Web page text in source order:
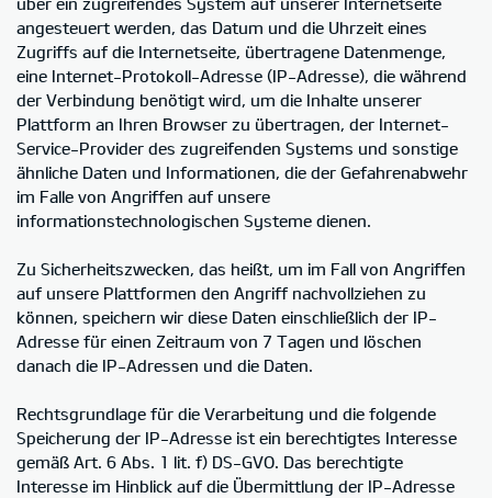
angesteuert werden, das Datum und die Uhrzeit eines
Zugriffs auf die Internetseite, übertragene Datenmenge,
eine Internet-Protokoll-Adresse (IP-Adresse), die während
der Verbindung benötigt wird, um die Inhalte unserer
Plattform an Ihren Browser zu übertragen, der Internet-
Service-Provider des zugreifenden Systems und sonstige
ähnliche Daten und Informationen, die der Gefahrenabwehr
im Falle von Angriffen auf unsere
informationstechnologischen Systeme dienen.
Zu Sicherheitszwecken, das heißt, um im Fall von Angriffen
auf unsere Plattformen den Angriff nachvollziehen zu
können, speichern wir diese Daten einschließlich der IP-
Adresse für einen Zeitraum von 7 Tagen und löschen
danach die IP-Adressen und die Daten.
Rechtsgrundlage für die Verarbeitung und die folgende
Speicherung der IP-Adresse ist ein berechtigtes Interesse
gemäß Art. 6 Abs. 1 lit. f) DS-GVO. Das berechtigte
Interesse im Hinblick auf die Übermittlung der IP-Adresse